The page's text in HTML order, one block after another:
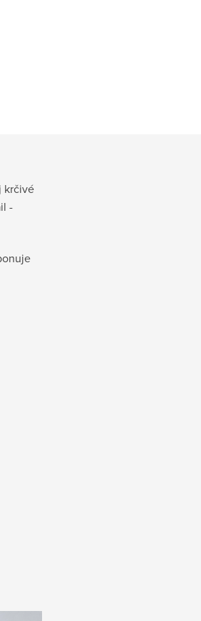
krčivé
-